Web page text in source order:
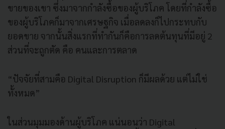
ขายของเขา ซึ่งมาจากกำลังซื้อของผู้บริโภค โดยที่กำลังซื้อ
ของผู้บริโภคก็มาจากเศรษฐกิจ เมื่อลดลงก็ไปกระทบกับ
ยอดขาย จากนั้นสิ่งแรกที่ทำกันก็คือการลดต้นทุนที่มีอยู่ 2
ส่วนที่จะถูกตัด คือ คนและการตลาด
“ปัจจัยที่สามคือ Digital Disruption ก็มีผลด้วย แต่ไม่ใช่
ทั้งหมด”
ในส่วนมุมมองด้านผู้บริโภค แน่นอนว่า Digital